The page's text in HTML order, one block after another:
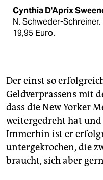
Cynthia D'Aprix
N. Schweder-
19,95 Euro.
Der einst so
Geldverprassens mit
dass die New Yorker
weitergedreht hat
Immerhin ist er
untergekrochen, die
braucht, sich aber